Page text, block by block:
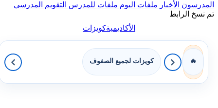
المدرسون الأخبار ملفات اليوم ملفات للمدرس التقويم المدرسي
تم نسخ الرابط
الأكاديميةكويزات
🔥 كويزات لجميع الصفوف